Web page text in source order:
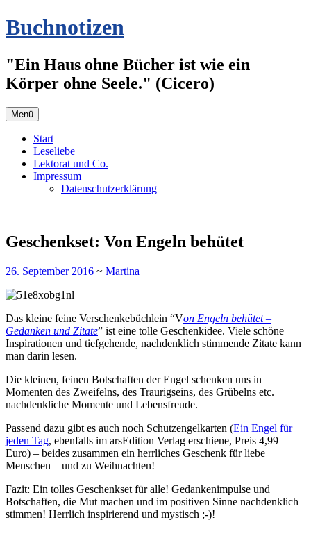
Zum
Inhalt
Buchnotizen
"Ein Haus ohne Bücher ist wie ein
Körper ohne Seele." (Cicero)
Menü
Start
Leseliebe
Lektorat und Co.
Impressum
Datenschutzerklärung
Geschenkset: Von Engeln behütet
26. September 2016 ~ Martina
Das kleine feine Verschenkebüchlein “Von Engeln behütet –
Gedanken und Zitate” ist eine tolle Geschenkidee. Viele schöne
Inspirationen und tiefgehende, nachdenklich stimmende Zitate kann
man darin lesen.
Die kleinen, feinen Botschaften der Engel schenken uns in
Momenten des Zweifelns, des Traurigseins, des Grübelns etc.
nachdenkliche Momente und Lebensfreude.
Passend dazu gibt es auch noch Schutzengelkarten (Ein Engel für
jeden Tag, ebenfalls im arsEdition Verlag erschiene, Preis 4,99
Euro) – beides zusammen ein herrliches Geschenk für liebe
Menschen – und zu Weihnachten!
Fazit: Ein tolles Geschenkset für alle! Gedankenimpulse und
Botschaften, die Mut machen und im positiven Sinne nachdenklich
stimmen! Herrlich inspirierend und mystisch ;-)!